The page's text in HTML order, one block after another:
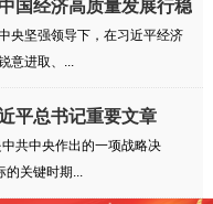
国经济高质量发展行稳
央坚强领导下，在习近平经济
意进取、...
平总书记重要文章
共中央作出的一项战略决
的关键时期...